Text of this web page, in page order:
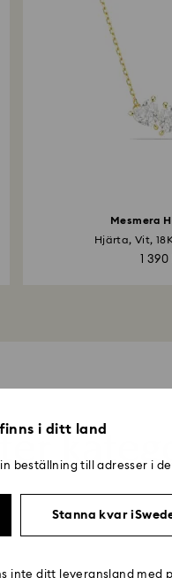
Mesmera
Hjärta, Vit,
1
i ditt land
beställning till adresser i
Stanna kvar
inte ditt leveransland med